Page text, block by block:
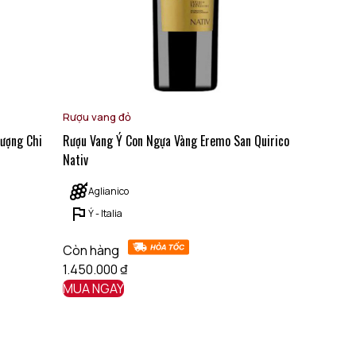
Chi
Rượu vang đỏ
Rượu Vang Ý Con Ngựa Vàng Eremo San Quirico
Nativ
Aglianico
Ý - Italia
Còn hàng
1.450.000₫
MUA NGAY